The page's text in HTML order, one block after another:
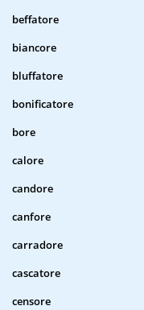
beffatore
biancore
bluffatore
bonificatore
bore
calore
candore
canfore
carradore
cascatore
censore